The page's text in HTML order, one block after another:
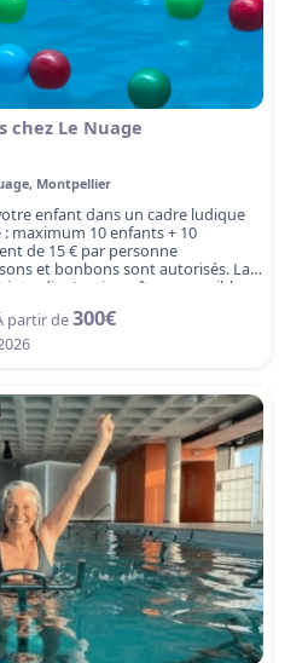
chez Le Nuage
, Montpellier
enfant dans un cadre ludique
: maximum 10 enfants + 10
de 15 € par personne
et bonbons sont autorisés. La
interdits (option gâteau possible
amusante et sécurisée,
des souvenirs inoubliables !
partir de300€